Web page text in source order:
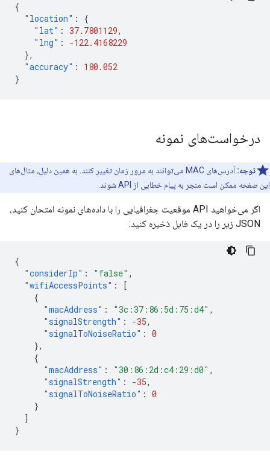
{
"location" :
{
"lat" : 37.7801129,
"lng" :
-122.4168229
},
"accuracy" :
180.052
}
درخواست‌های نمونه
توجه:
آدرس‌های MAC می‌توانند به مرور زمان تغییر کنند. به همین دلیل، مثال‌های
این صفحه ممکن است منجر به پیام خطایی از API شوند.
اگر می‌خواهید API موقعیت جغرافیایی را با داده‌های نمونه امتحان کنید،
JSON زیر را در یک فایل ذخیره کنید:
{
"considerIp" : "false" ,
"wifiAccessPoints" :
[
{
"macAddress" : "3c:37:86:5d:75:d4" ,
"signalStrength" : -35,
"signalToNoiseRatio" : 0
},
{
"macAddress" : "30:86:2d:c4:29:d0" ,
"signalStrength" : -35,
"signalToNoiseRatio" : 0
}
]
}